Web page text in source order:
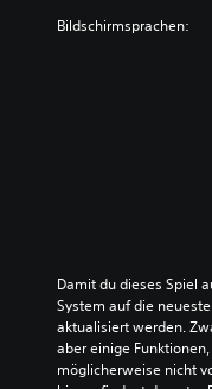
Bildschirmsprachen:
Damit du dieses Spiel
System auf die
aktualisiert werden.
aber einige
möglicherweise nicht